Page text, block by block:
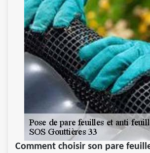
Comment choisir son pare